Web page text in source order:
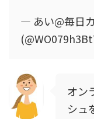
— あい@毎日
オン
シュ